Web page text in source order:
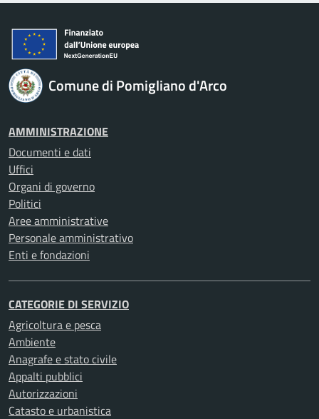
Comune di Pomigliano d'Arco
AMMINISTRAZIONE
Documenti e dati
Uffici
Organi di governo
Politici
Aree amministrative
Personale amministrativo
Enti e fondazioni
CATEGORIE DI SERVIZIO
Agricoltura e pesca
Ambiente
Anagrafe e stato civile
Appalti pubblici
Autorizzazioni
Catasto e urbanistica